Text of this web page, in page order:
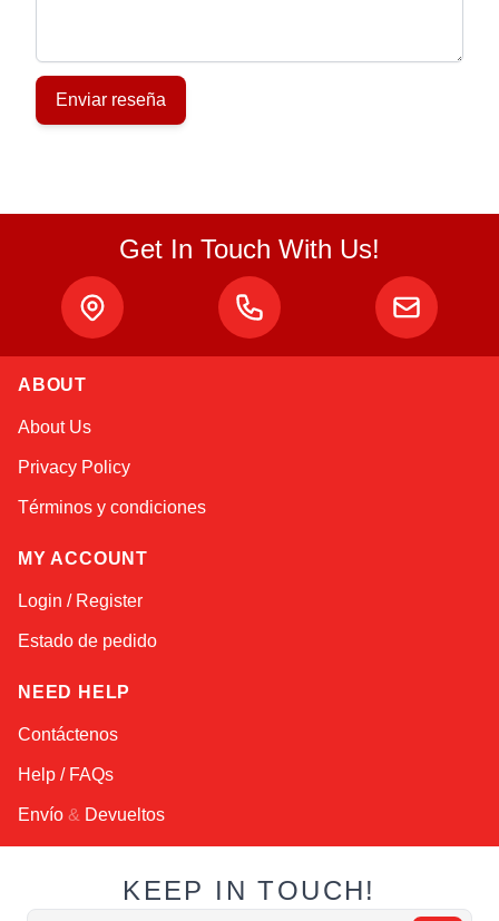
Enviar reseña
Get In Touch With Us!
ABOUT
About Us
Privacy Policy
Términos y condiciones
MY ACCOUNT
Login / Register
Estado de pedido
NEED HELP
Contáctenos
Help / FAQs
Envío & Devueltos
KEEP IN TOUCH!